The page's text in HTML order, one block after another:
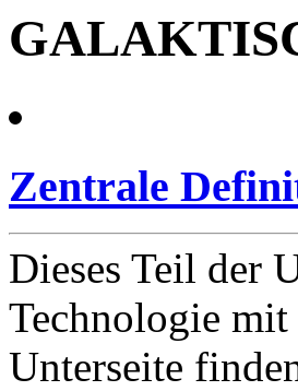
Zentrale
Dieses Teil der
Technologie mit
Unterseite